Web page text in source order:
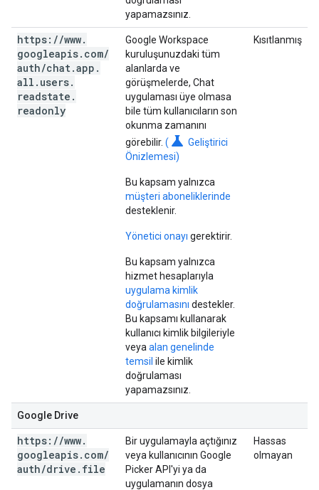
yapamazsınız.
https: //www.
googleapis. com/
auth/chat.app .
all . users.
readstate .
readonly
Google Workspace
kuruluşunuzdaki tüm
alanlarda ve
görüşmelerde, Chat
uygulaması üye olmasa
bile tüm kullanıcıların son
okunma zamanını
görebilir. ( science Geliştirici
Önizlemesi)
Bu kapsam yalnızca
müşteri aboneliklerinde
desteklenir.
Yönetici onayı gerektirir.
Bu kapsam yalnızca
hizmet hesaplarıyla
uygulama kimlik
doğrulamasını destekler.
Bu kapsamı kullanarak
kullanıcı kimlik bilgileriyle
veya alan genelinde
temsil ile kimlik
doğrulaması
yapamazsınız.
Kısıtlanmış
Google Drive
https: //www.
googleapis. com/
auth/drive . file
Bir uygulamayla açtığınız
veya kullanıcının Google
Picker API'yi ya da
uygulamanın dosya
Hassas
olmayan